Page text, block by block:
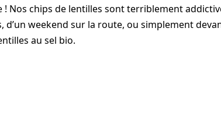
! Nos chips de lentilles sont terriblement
d’un weekend sur la route, ou simplement
au sel bio.